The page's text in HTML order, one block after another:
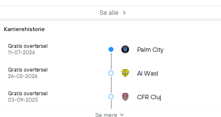
Se alle
Karrierehistorie
Gratis overførsel
11-07-2026
Palm City
Gratis overførsel
26-02-2026
Al Wasl
Gratis overførsel
03-09-2025
CFR Cluj
Se mere